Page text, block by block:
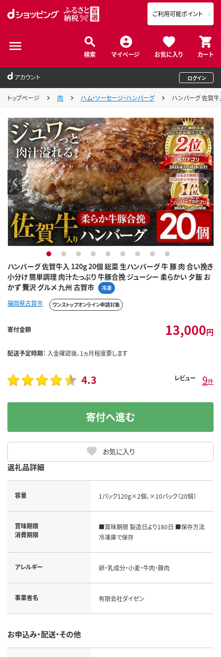
検索 マイページ お気に入り カート
ご利用可能ポイント
アカウント ログイン
トップページ 肉 ハム・ソーセージ・ハンバーグ ハンバーグ 佐賀
ハンバーグ 佐賀牛入 120g 20個 総菜 生ハンバーグ 牛 豚 肉 合い挽き
小分け 簡単調理 肉汁たっぷり 牛豚合挽 ジューシー 柔らかい 夕飯 お
かず 贅沢 グルメ 九州 古賀市
冷凍
1 2 3 4 5 6 7 8 9
福岡県古賀市 ワンストップオンライン申請対象
寄付金額 13,000円
配送予定時期： 入金確認後、1ヵ月程度要します
4.3 レビュー 9件
お気に入り
寄付へ進む
返礼品詳細
容量 1パック120g×2個、×10パック（20個）
賞味期限
消費期限
■賞味期限 製造日より180日 ■保存方法
冷凍庫で保存
アレルギー 卵・乳成分・小麦・牛肉・豚肉
事業者名 有限会社ダイゼン
お申込み・配送・その他